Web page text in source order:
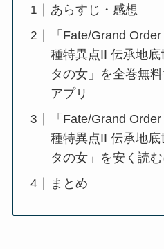
あらすじ・感想
「Fate/Grand
種特異点II 伝承地
タの女」を全巻無
アプリ
「Fate/Grand
種特異点II 伝承地
タの女」を安く読む
まとめ